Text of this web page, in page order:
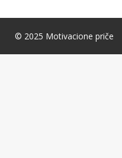
© 2025 Motivacione priče